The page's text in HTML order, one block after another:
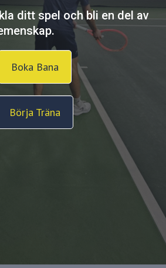
ditt spel och bli en del av
Boka Bana
Börja Träna